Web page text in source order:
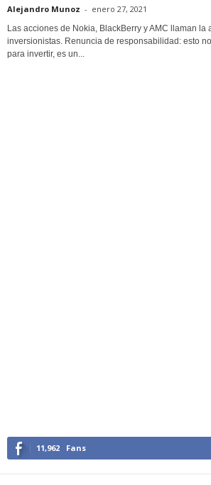
Alejandro Munoz - enero 27, 2021
Las acciones de Nokia, BlackBerry y AMC llaman la
inversionistas. Renuncia de responsabilidad: esto
para invertir, es un...
11,962 Fans